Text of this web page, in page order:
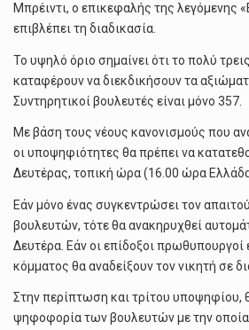
Μπρέιντι, ο επικεφαλής της λεγόμενης
επιβλέπει τη διαδικασία.
Το υψηλό όριο σημαίνει ότι το πολύ
καταφέρουν να διεκδικήσουν τα
Συντηρητικοί βουλευτές είναι μόνο 357.
Με βάση τους νέους κανονισμούς που
οι υποψηφιότητες θα πρέπει να
Δευτέρας, τοπική ώρα (16.00 ώρα
Εάν μόνο ένας συγκεντρώσει τον
βουλευτών, τότε θα ανακηρυχθεί
Δευτέρα. Εάν οι επίδοξοι πρωθυπουργοί
κόμματος θα αναδείξουν τον νικητή σε
Στην περίπτωση και τρίτου υποψηφίου,
ψηφοφορία των βουλευτών με την